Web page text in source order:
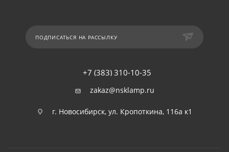
ПОДПИСАТЬСЯ НА РАССЫЛКУ
+7 (383) 310-10-35
zakaz@nsklamp.ru
г. Новосибирск, ул. Кропоткина, 116а к1